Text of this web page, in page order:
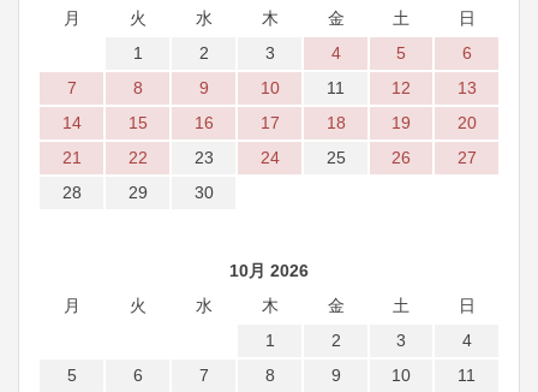
月
火 水 木 金 土
日
1
2 3 4 5
6
7
8 9 10 11 12
13
14
15 16 17 18 19
20
21
22 23 24 25 26
27
28
29 30
10月 2026
月
火 水 木 金 土
日
1
2 3
4
5
6 7 8 9 10
11